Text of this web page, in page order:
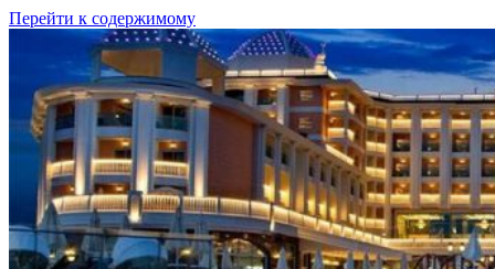
Перейти к содержимому